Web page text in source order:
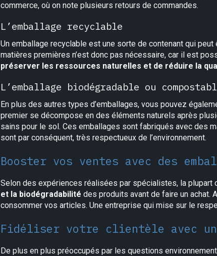
commerce, où on note plusieurs retours de commandes.
L’emballage recyclable
Un emballage recyclable est une sorte de contenant qui
matières premières n’est donc pas nécessaire, car il est
préserver les ressources naturelles et de réduire la
L’emballage biodégradable ou
En plus des autres types d’emballages, vous pouvez
premier se décompose en des éléments naturels après
sains pour le sol. Ces emballages sont fabriqués avec des
sont par conséquent, très respectueux de l’environnement.
Booster vos ventes avec des
Selon des expériences réalisées par spécialistes, la plupart
et la biodégradabilité des produits avant de faire un achat.
consommer vos articles. Une entreprise qui mise sur le
Fidéliser votre clientèle avec un
De plus en plus préoccupés par les questions